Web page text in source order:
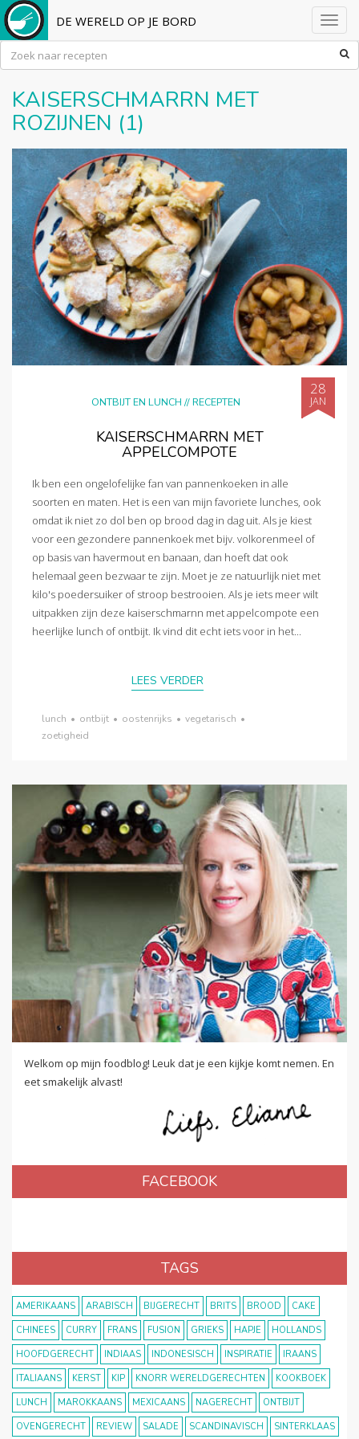
DE WERELD OP JE BORD
KAISERSCHMARRN MET
ROZIJNEN (1)
ONTBIJT EN LUNCH //RECEPTEN
28
JAN
KAISERSCHMARRN MET
APPELCOMPOTE
Ik ben een ongelofelijke fan van pannenkoeken in alle
soorten en maten. Het is een van mijn favoriete lunches, ook
omdat ik niet zo dol ben op brood dag in dag uit. Als je kiest
voor een gezondere pannenkoek met bijv. volkorenmeel of
op basis van havermout en banaan, dan hoeft dat ook
helemaal geen bezwaar te zijn. Moet je ze natuurlijk niet met
kilo's poedersuiker of stroop bestrooien. Als je iets meer wilt
uitpakken zijn deze kaiserschmarnn met appelcompote een
heerlijke lunch of ontbijt. Ik vind dit echt iets voor in het...
LEES VERDER
lunch • ontbijt • oostenrijks • vegetarisch •
zoetigheid
Welkom op mijn foodblog! Leuk dat je een kijkje komt nemen. En
eet smakelijk alvast!
FACEBOOK
TAGS
AMERIKAANS ARABISCH BIJGERECHT BRITS BROOD
CAKE
CHINEES
CURRY FRANS FUSION GRIEKS HAPJE
HOLLANDS
HOOFDGERECHT
INDIAAS INDONESISCH INSPIRATIE
IRAANS
ITALIAANS
KERST KIP KNORR WERELDGERECHTEN
KOOKBOEK
LUNCH
MAROKKAANS MEXICAANS NAGERECHT
ONTBIJT
OVENGERECHT
REVIEW SALADE SCANDINAVISCH SINTERKLAAS